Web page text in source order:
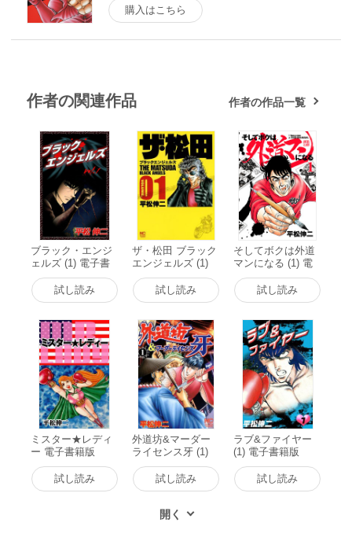
購入はこちら
作者の関連作品 作者の作品一覧
ブラック・エンジ
ェルズ (1) 電子書
籍版
試し読み
ザ・松田 ブラック
エンジェルズ (1)
電子書籍版
試し読み
そしてボクは外道
マンになる (1) 電
子書籍版
試し読み
ミスター★レディ
ー 電子書籍版
試し読み
外道坊&マーダー
ライセンス牙 (1)
電子書籍版
試し読み
ラブ&ファイヤー
(1) 電子書籍版
試し読み